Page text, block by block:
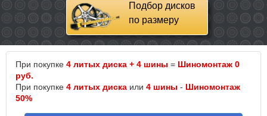
Подбор дисков
по размеру
При покупке 4 литых диска + 4 шины = Шиномонтаж 0
руб.
При покупке 4 литых диска или 4 шины - Шиномонтаж
50%